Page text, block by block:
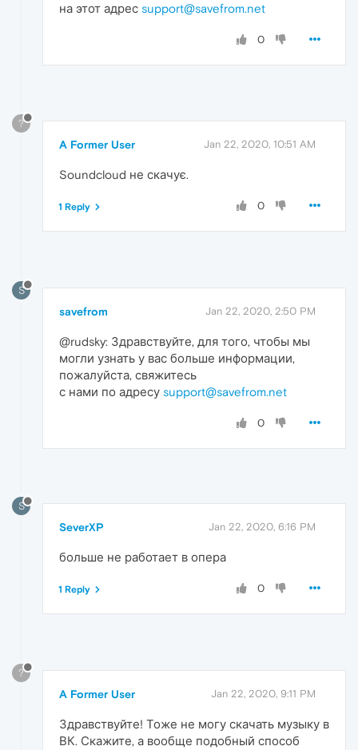
на этот адрес support@savefrom.net
0
?
A Former User Jan 22, 2020, 10:51 AM
Soundcloud не скачує.
0
1 Reply
S
savefrom Jan 22, 2020, 2:50 PM
@rudsky: Здравствуйте, для того, чтобы мы
могли узнать у вас больше информации,
пожалуйста, свяжитесь
с нами по адресу support@savefrom.net
0
S
SeverXP Jan 22, 2020, 6:16 PM
больше не работает в опера
0
1 Reply
?
A Former User Jan 22, 2020, 9:11 PM
Здравствуйте! Тоже не могу скачать музыку в
ВК. Скажите, а вообще подобный способ